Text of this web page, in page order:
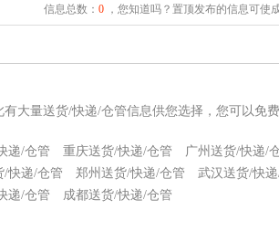
信息总数： 0，您知道吗？置顶发布的信息可使
大量送货/快递/仓管信息供您选择，您可以免
递/仓管 重庆送货/快递/仓管 广州送货/快递/
/快递/仓管 郑州送货/快递/仓管 武汉送货/快
递/仓管 成都送货/快递/仓管